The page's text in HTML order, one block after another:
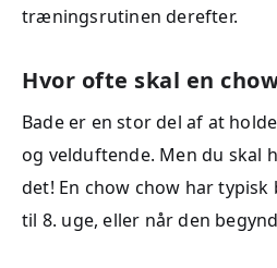
træningsrutinen derefter.
Hvor ofte skal en
Bade er en stor del af at
og velduftende. Men du skal
det! En chow chow har
til 8. uge, eller når den